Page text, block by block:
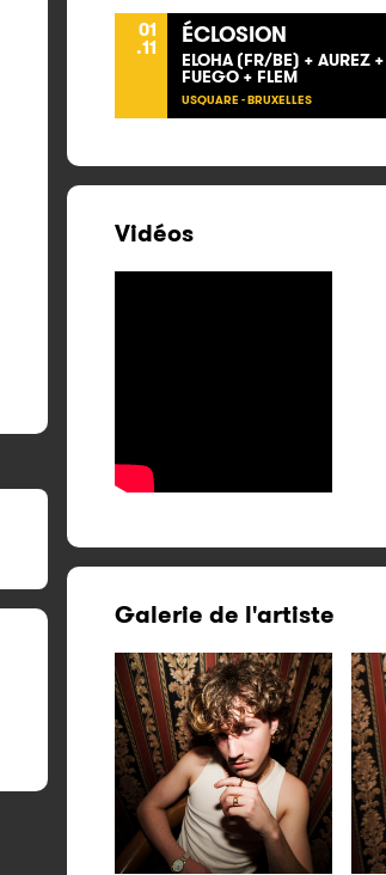
01
.11 ÉCLOSION
ELOHA (FR/BE) + AUREZ
FUEGO + FLEM
USQUARE - BRUXELLES
Vidéos
Galerie de l'artiste